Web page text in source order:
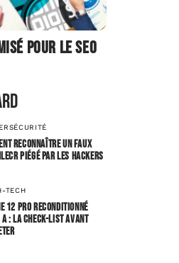
pour le SEO
reconnaître un faux
piégé par les hackers
TECH
12 Pro reconditionné
A : la check-list avant